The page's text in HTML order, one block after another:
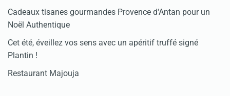
Cadeaux tisanes gourmandes Provence d'Antan pour un
Noël Authentique
Cet été, éveillez vos sens avec un apéritif truffé signé
Plantin !
Restaurant Majouja